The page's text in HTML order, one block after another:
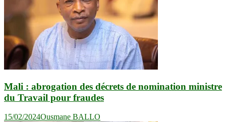
Mali : abrogation des décrets de nomination ministre
du Travail pour fraudes
15/02/2024Ousmane BALLO